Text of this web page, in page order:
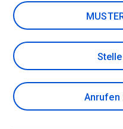
Anrufen